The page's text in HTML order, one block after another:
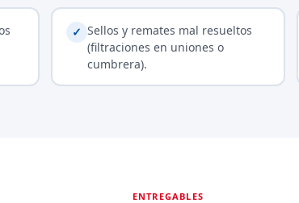
✓ Sellos y remates mal resueltos
(filtraciones en uniones o
cumbrera).
ENTREGABLES